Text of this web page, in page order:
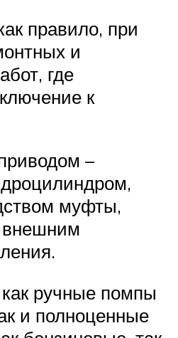
правило, при
и
где
к
–
муфты,
внешним
ручные помпы
и полноценные